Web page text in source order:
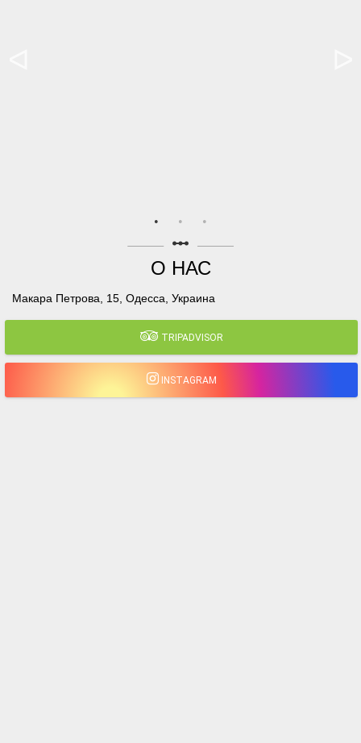
linear_scale
О НАС
Макара Петрова, 15, Одесса, Украина
TRIPADVISOR
INSTAGRAM